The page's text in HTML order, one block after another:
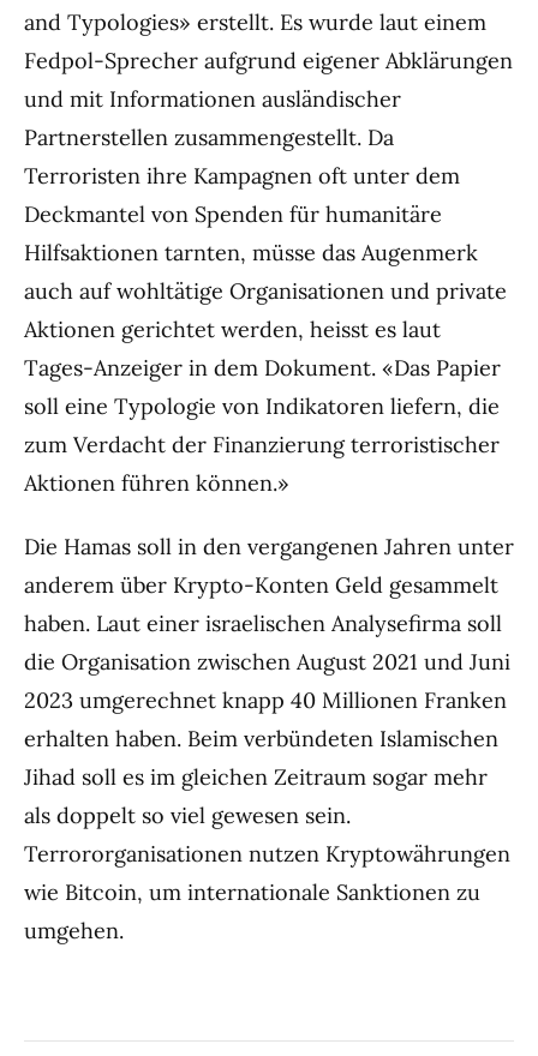
and Typologies» erstellt. Es wurde laut einem
Fedpol-Sprecher aufgrund eigener Abklärungen
und mit Informationen ausländischer
Partnerstellen zusammengestellt. Da
Terroristen ihre Kampagnen oft unter dem
Deckmantel von Spenden für humanitäre
Hilfsaktionen tarnten, müsse das Augenmerk
auch auf wohltätige Organisationen und private
Aktionen gerichtet werden, heisst es laut
Tages-Anzeiger in dem Dokument. «Das Papier
soll eine Typologie von Indikatoren liefern, die
zum Verdacht der Finanzierung terroristischer
Aktionen führen können.»
Die Hamas soll in den vergangenen Jahren unter
anderem über Krypto-Konten Geld gesammelt
haben. Laut einer israelischen Analysefirma soll
die Organisation zwischen August 2021 und Juni
2023 umgerechnet knapp 40 Millionen Franken
erhalten haben. Beim verbündeten Islamischen
Jihad soll es im gleichen Zeitraum sogar mehr
als doppelt so viel gewesen sein.
Terrororganisationen nutzen Kryptowährungen
wie Bitcoin, um internationale Sanktionen zu
umgehen.